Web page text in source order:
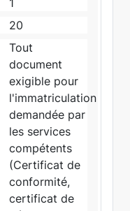
20
Tout
document
exigible pour
l'immatriculation
demandée par
les services
compétents
(Certificat de
conformité,
certificat de